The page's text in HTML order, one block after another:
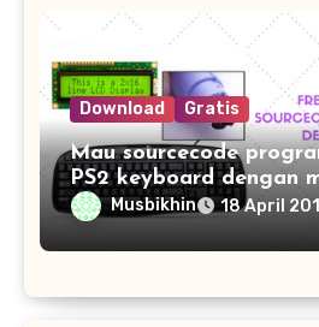
Download Gratis
Mau sourcecode
PS2 keyboard dengan
Musbikhin 18 April